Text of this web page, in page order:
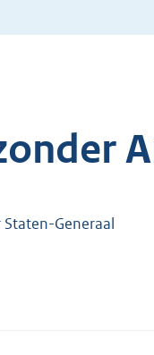
Generaal